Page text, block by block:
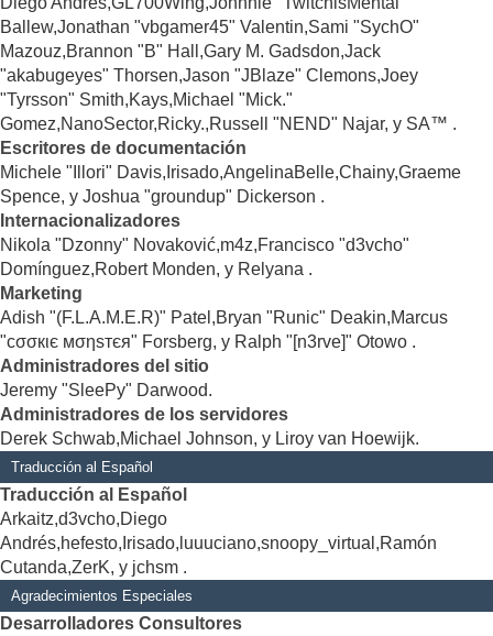
Ballew,Jonathan "vbgamer45" Valentin,Sami "SychO"
Mazouz,Brannon "B" Hall,Gary M. Gadsdon,Jack
"akabugeyes" Thorsen,Jason "JBlaze" Clemons,Joey
"Tyrsson" Smith,Kays,Michael "Mick."
Gomez,NanoSector,Ricky.,Russell "NEND" Najar, y SA™ .
Escritores de documentación
Michele "Illori" Davis,Irisado,AngelinaBelle,Chainy,Graeme
Spence, y Joshua "groundup" Dickerson .
Internacionalizadores
Nikola "Dzonny" Novaković,m4z,Francisco "d3vcho"
Domínguez,Robert Monden, y Relyana .
Marketing
Adish "(F.L.A.M.E.R)" Patel,Bryan "Runic" Deakin,Marcus
"cσσкιє мσηѕтєя" Forsberg, y Ralph "[n3rve]" Otowo .
Administradores del sitio
Jeremy "SleePy" Darwood.
Administradores de los servidores
Derek Schwab,Michael Johnson, y Liroy van Hoewijk.
Traducción al Español
Traducción al Español
Arkaitz,d3vcho,Diego
Andrés,hefesto,Irisado,luuuciano,snoopy_virtual,Ramón
Cutanda,ZerK, y jchsm .
Agradecimientos Especiales
Desarrolladores Consultores